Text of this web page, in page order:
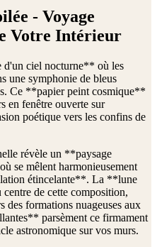
- Voyage
Votre Intérieur
d'un ciel nocturne** où les
une symphonie de bleus
Ce **papier peint cosmique**
en fenêtre ouverte sur
poétique vers les confins de
révèle un **paysage
se mêlent harmonieusement
étincelante**. La **lune
de cette composition,
des formations nuageuses aux
parsèment ce firmament
astronomique sur vos murs.